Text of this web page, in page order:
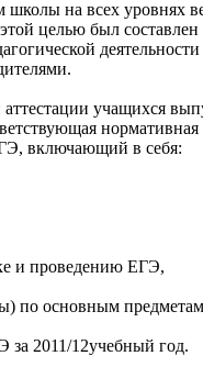
школы на всех уровнях
целью был
учащихся
включающий в себя:
и проведению ЕГЭ,
по основным
2011/12учебный год.